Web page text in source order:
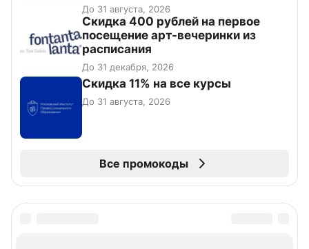
До 31 августа, 2026
Cкидка 400 рублей на первое
посещение арт-вечеринки из
расписания
До 31 декабря, 2026
Скидка 11% на все курсы
До 31 августа, 2026
Все промокоды